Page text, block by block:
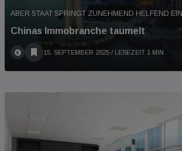
ABER STAAT SPRINGT ZUNEHMEND HELFEND EIN
Chinas Immobranche taumelt
15. SEPTEMBER 2025 / LESEZEIT 1 MIN